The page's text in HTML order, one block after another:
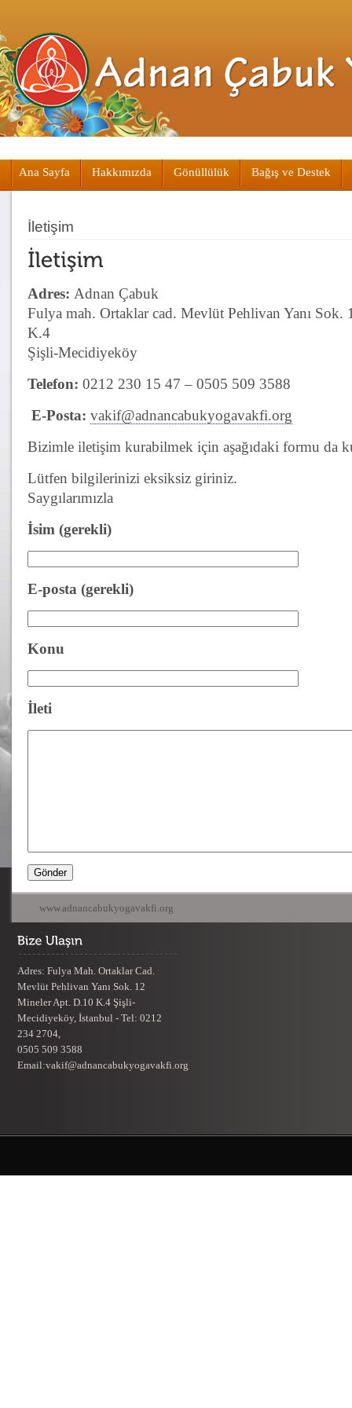
Ana Sayfa Hakkımızda Gönüllülük Bağış ve Destek
İletişim
Adres: Adnan Çabuk
Fulya mah. Ortaklar cad. Mevlüt Pehlivan Yanı Sok.
K.4
Şişli-Mecidiyeköy
Telefon: 0212 230 15 47 – 0505 509 3588
E-Posta: vakif@adnancabukyogavakfi.org
Bizimle iletişim kurabilmek için aşağıdaki formu da
Lütfen bilgilerinizi eksiksiz giriniz.
Saygılarımızla
İsim (gerekli)
E-posta (gerekli)
Konu
İleti
www.adnancabukyogavakfi.org
Adres: Fulya Mah. Ortaklar Cad.
Mevlüt Pehlivan Yanı Sok. 12
Mineler Apt. D.10 K.4 Şişli-
Mecidiyeköy, İstanbul - Tel: 0212
234 2704,
0505 509 3588
Email:vakif@adnancabukyogavakfi.org